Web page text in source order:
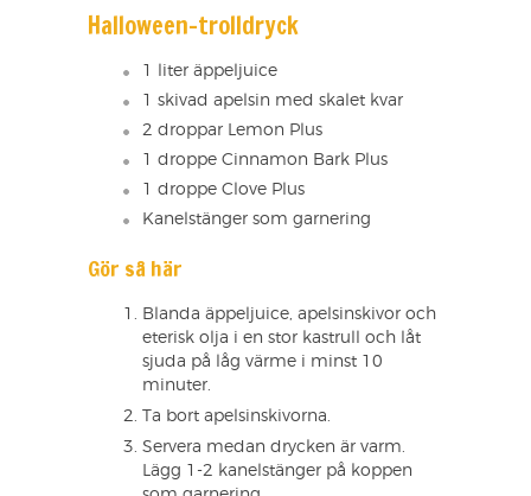
Halloween-trolldryck
1 liter äppeljuice
1 skivad apelsin med skalet kvar
2 droppar Lemon Plus
1 droppe Cinnamon Bark Plus
1 droppe Clove Plus
Kanelstänger som garnering
Gör så här
Blanda äppeljuice, apelsinskivor och
eterisk olja i en stor kastrull och låt
sjuda på låg värme i minst 10
minuter.
Ta bort apelsinskivorna.
Servera medan drycken är varm.
Lägg 1-2 kanelstänger på koppen